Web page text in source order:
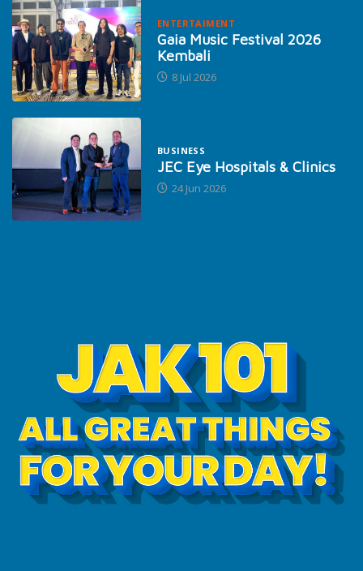
ENTERTAIMENT
Gaia Music Festival 2026
Kembali
8 Jul 2026
BUSINESS
JEC Eye Hospitals & Clinics
24 Jun 2026